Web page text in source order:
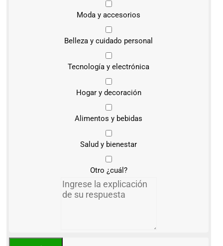
Moda y accesorios
Belleza y cuidado personal
Tecnología y electrónica
Hogar y decoración
Alimentos y bebidas
Salud y bienestar
Otro ¿cuál?